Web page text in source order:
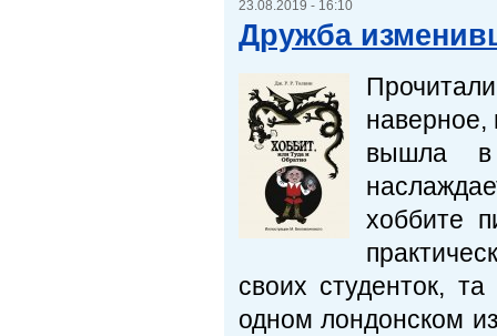
23.08.2019 - 16:10
Дружба
наверное,
вышла в
хоббите
своих студенток,
одном лондонском